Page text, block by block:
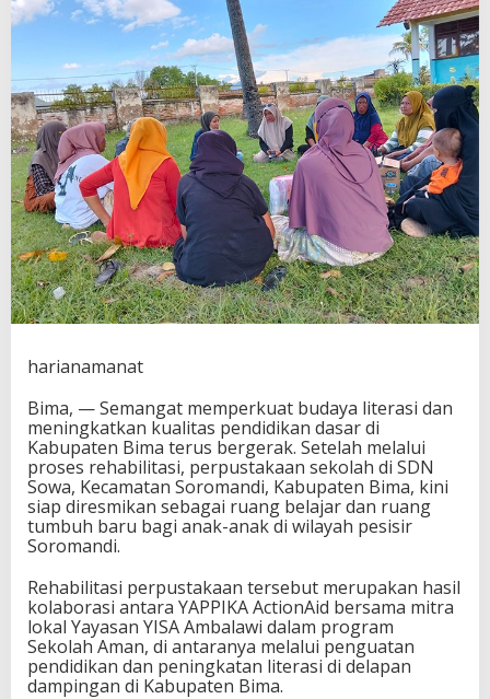
o
n
A
i
d
-
Y
I
S
A
A
m
b
a
l
a
w
d
i
r
k
a
n
R
u
n
g
B
e
l
a
harianamanat
Bima, — Semangat memperkuat budaya literasi dan
meningkatkan kualitas pendidikan dasar di
Kabupaten Bima terus bergerak. Setelah melalui
proses rehabilitasi, perpustakaan sekolah di SDN
Sowa, Kecamatan Soromandi, Kabupaten Bima, kini
siap diresmikan sebagai ruang belajar dan ruang
tumbuh baru bagi anak-anak di wilayah pesisir
Soromandi.
Rehabilitasi perpustakaan tersebut merupakan hasil
kolaborasi antara YAPPIKA ActionAid bersama mitra
lokal Yayasan YISA Ambalawi dalam program
Sekolah Aman, di antaranya melalui penguatan
pendidikan dan peningkatan literasi di delapan
dampingan di Kabupaten Bima.